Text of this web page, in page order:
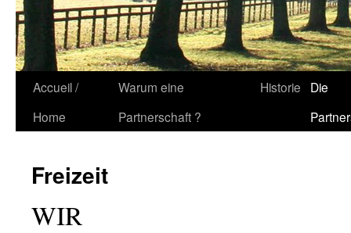
Skip
Accueil /
Home
Warum eine
Partnerschaft ?
Historie
Die
Freizeit
WIR